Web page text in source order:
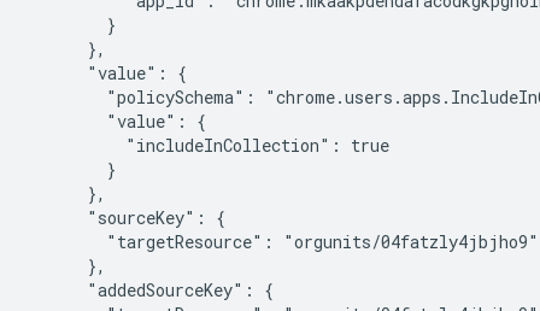
        }
      },
      "value": {
"policySchema":
        "value": {
          "includeInCollection": true
        }
      },
      "sourceKey": {
        "targetResource": "orgunits/04fatzly4jbjho9"
      },
      "addedSourceKey": {